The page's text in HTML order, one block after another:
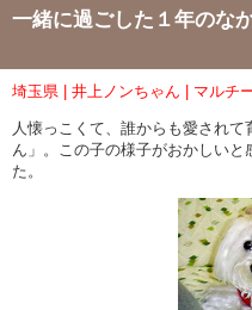
一緒に過ごした１年のな
埼玉県 | 井上ノンちゃん | マルチ
人懐っこくて、誰からも愛され
ん」。この子の様子がおかしい
た。